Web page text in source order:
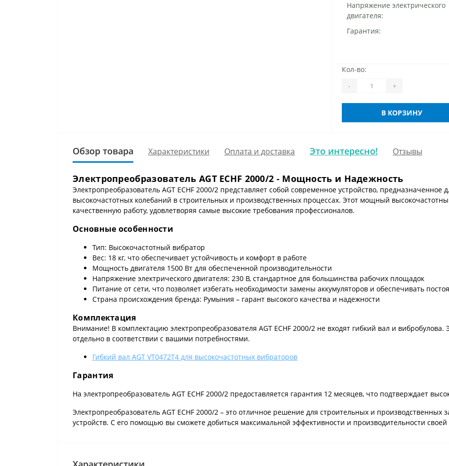
Напряжение электрического
двигателя:
Гарантия:
Кол-во:
- +
В КОРЗИНУ
Обзор товара Характеристики Оплата и доставка Это интересно! Отзывы
Электропреобразователь AGT ECHF 2000/2 - Мощность и Надежность
Электропреобразователь AGT ECHF 2000/2 представляет собой современное устройство, предназначенное
высокочастотных колебаний в строительных и производственных процессах. Этот мощный
качественную работу, удовлетворяя самые высокие требования профессионалов.
Основные особенности
Тип: Высокочастотный вибратор
Вес: 18 кг, что обеспечивает устойчивость и комфорт в работе
Мощность двигателя 1500 Вт для обеспеченной производительности
Напряжение электрического двигателя: 230 В, стандартное для большинства рабочих площадок
Питание от сети, что позволяет избегать необходимости замены аккумуляторов и обеспечивать
Страна происхождения бренда: Румыния – гарант высокого качества и надежности
Комплектация
Внимание! В комплектацию электропреобразователя AGT ECHF 2000/2 не входят гибкий вал и
отдельно в соответствии с вашими потребностями.
Гибкий вал AGT VT0472T4 для высокочастотных вибраторов
Гарантия
На электропреобразователь AGT ECHF 2000/2 предоставляется гарантия 12 месяцев, что подтверждает
Электропреобразователь AGT ECHF 2000/2 – это отличное решение для строительных и
устройств. С его помощью вы сможете добиться максимальной эффективности и производительности